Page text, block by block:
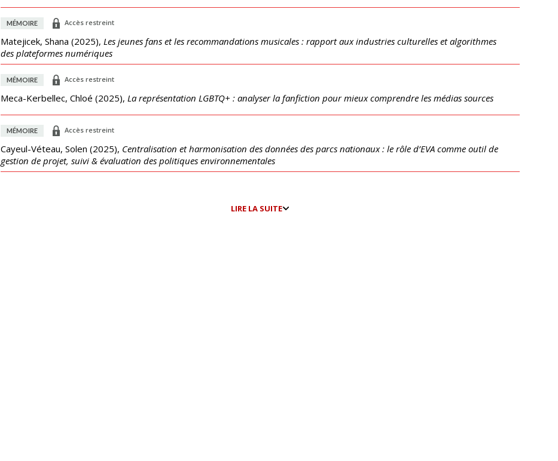
MÉMOIRE Accès restreint
Matejicek, Shana (2025), Les jeunes fans et les recommandations musicales : rapport aux industries culturelles et algorithmes
des plateformes numériques
MÉMOIRE Accès restreint
Meca-Kerbellec, Chloé (2025), La représentation LGBTQ+ : analyser la fanfiction pour mieux comprendre les médias sources
MÉMOIRE Accès restreint
Cayeul-Véteau, Solen (2025), Centralisation et harmonisation des données des parcs nationaux : le rôle d’EVA comme outil de
gestion de projet, suivi & évaluation des politiques environnementales
LIRE LA SUITE